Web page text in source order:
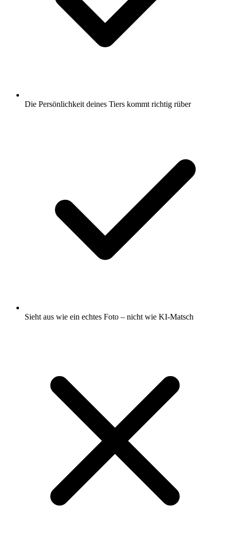
Die Persönlichkeit deines Tiers kommt richtig rüber
Sieht aus wie ein echtes Foto – nicht wie KI-Matsch